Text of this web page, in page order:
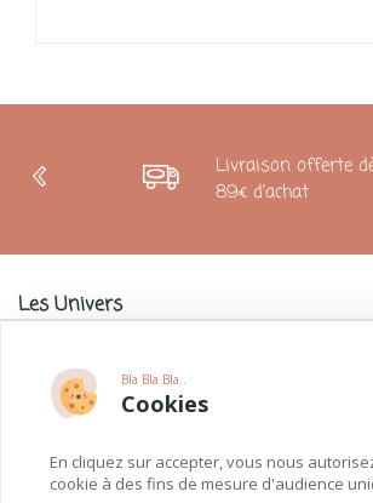
Bla Bla Bla..
Cookies
En cliquez sur accepter, vous nous
cookie à des fins de mesure d'audience
Livraison offerte
89€ d'achat
Les Univers
Charlie & La Petite Souris
Informations
Paiements